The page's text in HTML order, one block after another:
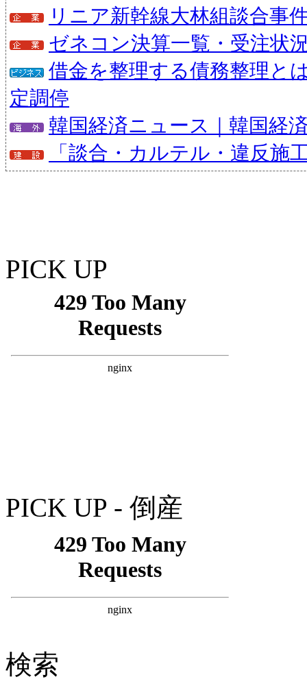
リニア新幹線大林組談合事
ゼネコン決算一覧・受注状
借金を整理する債務整理と
定調停
韓国経済ニュース｜韓国経
「談合・カルテル・違反施
PICK UP
PICK UP - 倒産
検索